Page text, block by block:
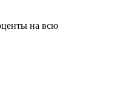
на всю